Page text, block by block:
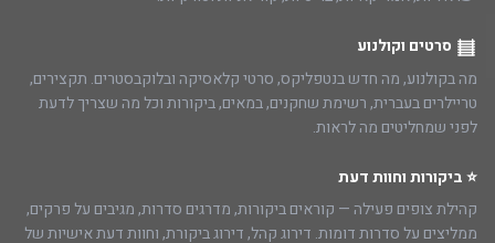
סרטים וקולנוע
מה בקולנוע, מה חדש בנטפליקס, סרטי קלאסיקה ובלוקבסטרים. תקצירים,
טריילרים בעברית, רשימת שחקנים, במאים, ביקורות וכל מה שצריך לדעת
לפני שמחליטים מה לראות.
⭐ ביקורות וחוות דעת
קהילת צופים פעילה — קוראים ביקורות, מדרגים סדרות, מגיבים על פרקים,
ממליצים על סדרות דומות. דירוג קהל, דירוג ביקורת, וחוות דעת אישיות של